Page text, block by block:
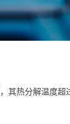
其热分解温度